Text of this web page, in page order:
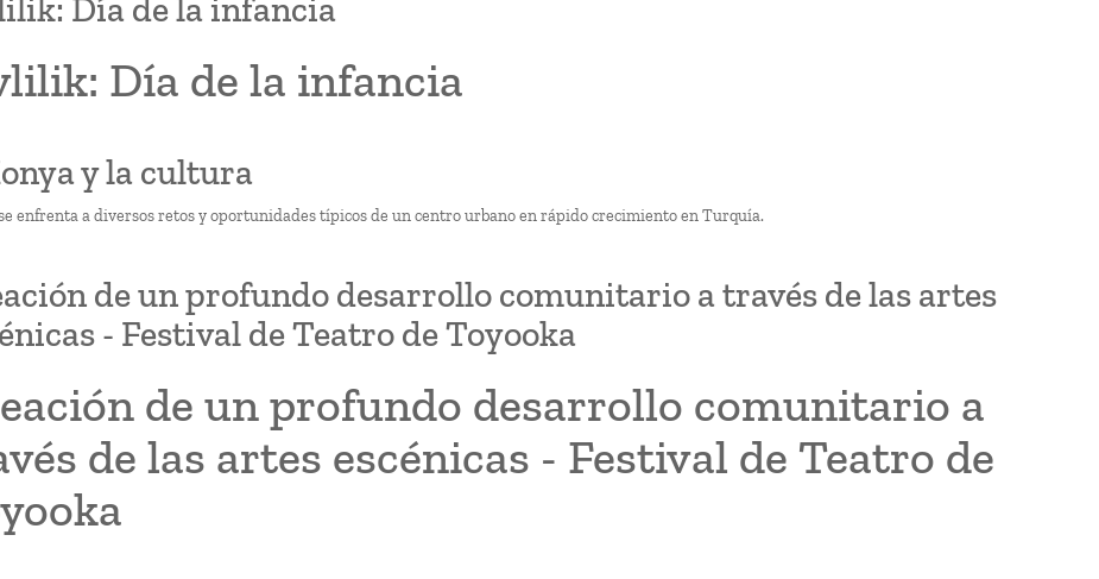
Día de la infancia
Día de la infancia
y la cultura
enfrenta a diversos retos y oportunidades típicos de un centro urbano en rápido crecimiento en Turquía.
de un profundo desarrollo comunitario a través de las artes
- Festival de Teatro de Toyooka
de un profundo desarrollo comunitario a
de las artes escénicas - Festival de Teatro de